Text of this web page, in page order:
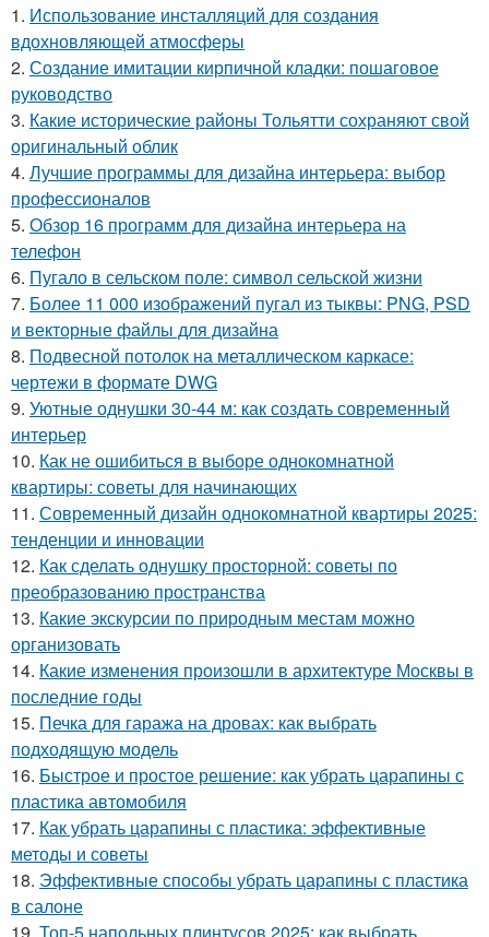
1. Использование инсталляций для создания
вдохновляющей атмосферы
2. Создание имитации кирпичной кладки: пошаговое
руководство
3. Какие исторические районы Тольятти сохраняют свой
оригинальный облик
4. Лучшие программы для дизайна интерьера: выбор
профессионалов
5. Обзор 16 программ для дизайна интерьера на
телефон
6. Пугало в сельском поле: символ сельской жизни
7. Более 11 000 изображений пугал из тыквы: PNG, PSD
и векторные файлы для дизайна
8. Подвесной потолок на металлическом каркасе:
чертежи в формате DWG
9. Уютные однушки 30-44 м: как создать современный
интерьер
10. Как не ошибиться в выборе однокомнатной
квартиры: советы для начинающих
11. Современный дизайн однокомнатной квартиры 2025:
тенденции и инновации
12. Как сделать однушку просторной: советы по
преобразованию пространства
13. Какие экскурсии по природным местам можно
организовать
14. Какие изменения произошли в архитектуре Москвы в
последние годы
15. Печка для гаража на дровах: как выбрать
подходящую модель
16. Быстрое и простое решение: как убрать царапины с
пластика автомобиля
17. Как убрать царапины с пластика: эффективные
методы и советы
18. Эффективные способы убрать царапины с пластика
в салоне
19. Топ-5 напольных плинтусов 2025: как выбрать